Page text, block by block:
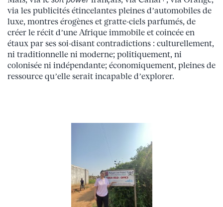
via les publicités étincelantes pleines d’automobiles de
luxe, montres érogènes et gratte-ciels parfumés, de
créer le récit d’une Afrique immobile et coincée en
étaux par ses soi-disant contradictions : culturellement,
ni traditionnelle ni moderne; politiquement, ni
colonisée ni indépendante; économiquement, pleines de
ressource qu’elle serait incapable d’explorer.